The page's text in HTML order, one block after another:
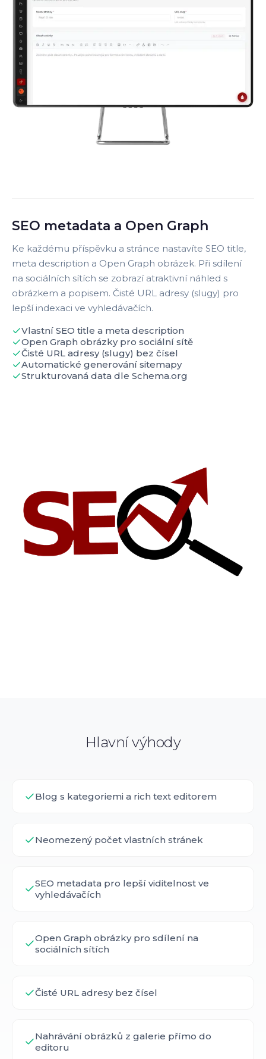
SEO metadata a Open Graph
Ke každému příspěvku a stránce nastavíte SEO title,
meta description a Open Graph obrázek. Při sdílení
na sociálních sítích se zobrazí atraktivní náhled s
obrázkem a popisem. Čisté URL adresy (slugy) pro
lepší indexaci ve vyhledávačích.
Vlastní SEO title a meta description
Open Graph obrázky pro sociální sítě
Čisté URL adresy (slugy) bez čísel
Automatické generování sitemapy
Strukturovaná data dle Schema.org
Hlavní výhody
Blog s kategoriemi a rich text editorem
Neomezený počet vlastních stránek
SEO metadata pro lepší viditelnost ve
vyhledávačích
Open Graph obrázky pro sdílení na
sociálních sítích
Čisté URL adresy bez čísel
Nahrávání obrázků z galerie přímo do
editoru